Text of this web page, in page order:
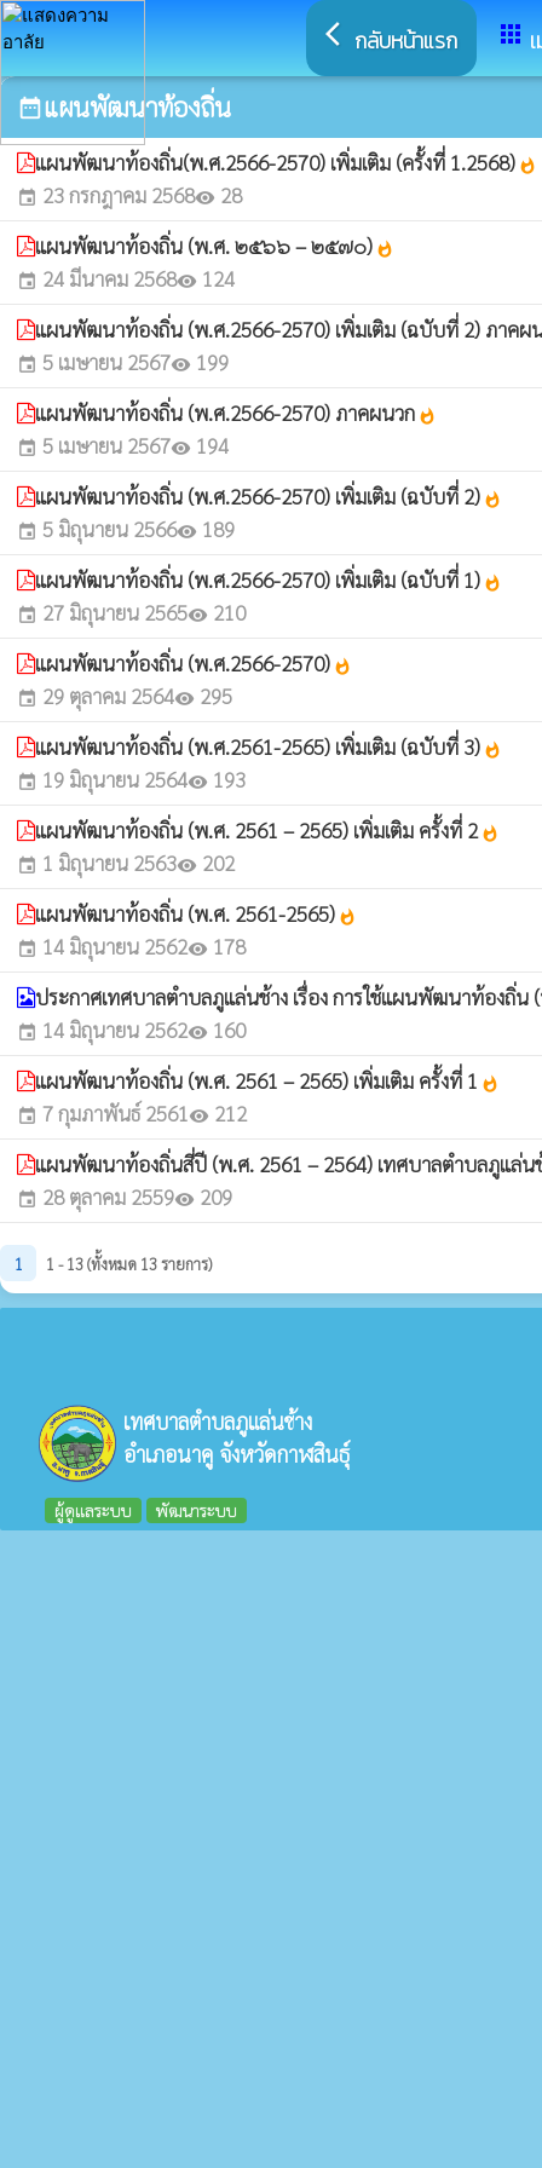
arrow_back_ios กลับหน้าแรก apps
date_rangeแผนพัฒนาท้องถิ่น
แผนพัฒนาท้องถิ่น(พ.ศ.2566-2570) เพิ่มเติม (ครั้งที่ 1.2568) whatshot
event 23 กรกฎาคม 2568visibility 28
แผนพัฒนาท้องถิ่น (พ.ศ. ๒๕๖๖ – ๒๕๗๐) whatshot
event 24 มีนาคม 2568visibility 124
แผนพัฒนาท้องถิ่น (พ.ศ.2566-2570) เพิ่มเติม (ฉบับที่ 2) ภาคผ
event 5 เมษายน 2567visibility 199
แผนพัฒนาท้องถิ่น (พ.ศ.2566-2570) ภาคผนวก whatshot
event 5 เมษายน 2567visibility 194
แผนพัฒนาท้องถิ่น (พ.ศ.2566-2570) เพิ่มเติม (ฉบับที่ 2) whatshot
event 5 มิถุนายน 2566visibility 189
แผนพัฒนาท้องถิ่น (พ.ศ.2566-2570) เพิ่มเติม (ฉบับที่ 1) whatshot
event 27 มิถุนายน 2565visibility 210
แผนพัฒนาท้องถิ่น (พ.ศ.2566-2570) whatshot
event 29 ตุลาคม 2564visibility 295
แผนพัฒนาท้องถิ่น (พ.ศ.2561-2565) เพิ่มเติม (ฉบับที่ 3) whatshot
event 19 มิถุนายน 2564visibility 193
แผนพัฒนาท้องถิ่น (พ.ศ. 2561 – 2565) เพิ่มเติม ครั้งที่ 2whatshot
event 1 มิถุนายน 2563visibility 202
แผนพัฒนาท้องถิ่น (พ.ศ. 2561-2565) whatshot
event 14 มิถุนายน 2562visibility 178
ประกาศเทศบาลตำบลภูแล่นช้าง เรื่อง การใช้แผนพัฒนาท้องถิ่น
event 14 มิถุนายน 2562visibility 160
แผนพัฒนาท้องถิ่น (พ.ศ. 2561 – 2565) เพิ่มเติม ครั้งที่ 1 whatshot
event 7 กุมภาพันธ์ 2561visibility 212
แผนพัฒนาท้องถิ่นสี่ปี (พ.ศ. 2561 – 2564) เทศบาลตำบลภูแล่น
event 28 ตุลาคม 2559visibility 209
1 1 - 13 (ทั้งหมด 13 รายการ)
เทศบาลตำบลภูแล่นช้าง
อำเภอนาคู จังหวัดกาฬสินธุ์
ผู้ดูแลระบบ พัฒนาระบบ